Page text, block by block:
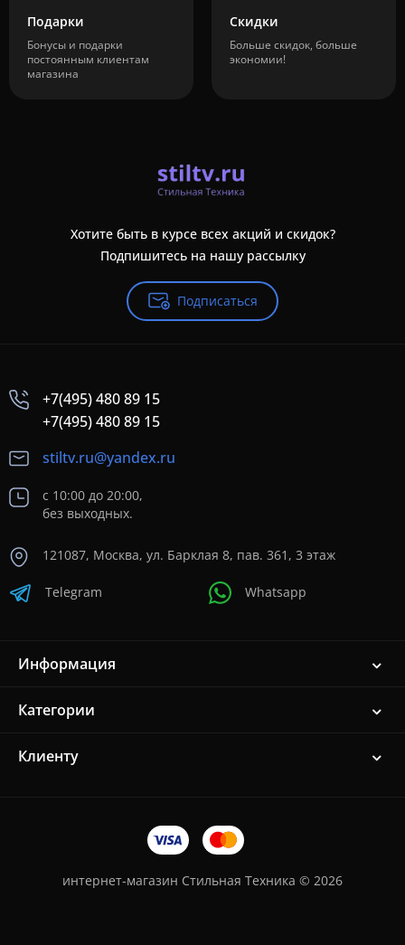
Подарки
Бонусы и подарки
постоянным клиентам
магазина
Скидки
Больше скидок, больше
экономии!
Хотите быть в курсе всех акций и скидок?
Подпишитесь на нашу рассылку
Подписаться
+7(495) 480 89 15
+7(495) 480 89 15
stiltv.ru@yandex.ru
с 10:00 до 20:00,
без выходных.
121087, Москва, ул. Барклая 8, пав. 361, 3 этаж
Telegram Whatsapp
Информация
Категории
Клиенту
интернет-магазин Стильная Техника © 2026